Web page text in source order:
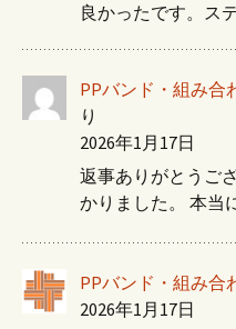
良かったです。ス
PPバンド・組み合
り
2026年1月17日
返事ありがとうご
かりました。 本当
PPバンド・組み合
2026年1月17日